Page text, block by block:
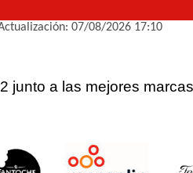
07/08/2026 17:10
junto a las mejores